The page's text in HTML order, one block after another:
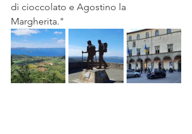
di cioccolato e Agostino la
Margherita."